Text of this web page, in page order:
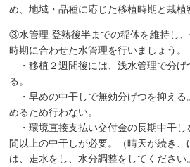
め、地域・品種に応じた移植時期と栽植
③水管理 登熟後半までの稲体を維持し
時期に合わせた水管理を行いましょう。
・移植２週間後には、浅水管理で分げ
る。
・早めの中干しで無効分げつを抑える
めるため行わない。
・環境直接支払い交付金の長期中干し
間以上の中干しが必要。（晴天が続き
は、走水をし、水分調整をしてください